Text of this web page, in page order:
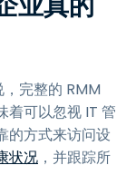
完整的 RMM
着可以忽视 IT 管
的方式来访问设
状况 ，并跟踪所